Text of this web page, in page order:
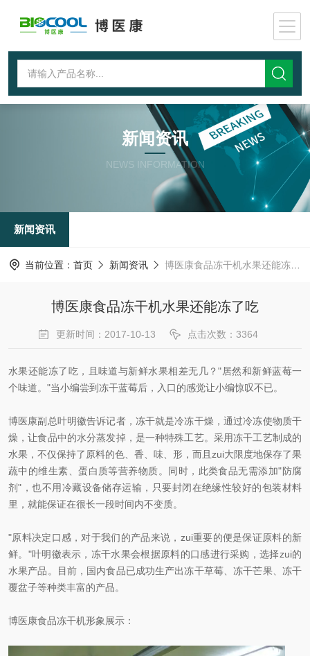
新闻资讯
NEWS INFORMATION
新闻资讯
当前位置： 首页 新闻资讯 博医康食品冻干机水果还能冻了吃
博医康食品冻干机水果还能冻了吃
更新时间：2017-10-13 点击次数：3364
水果还能冻了吃，且味道与新鲜水果相差无几？"居然和新鲜蓝莓一
个味道。"当小编尝到冻干蓝莓后，入口的感觉让小编惊叹不已。
博医康副总叶明徽告诉记者，冻干就是冷冻干燥，通过冷冻使物质干
燥，让食品中的水分蒸发掉，是一种特殊工艺。采用冻干工艺制成的
水果，不仅保持了原料的色、香、味、形，而且zui大限度地保存了果
蔬中的维生素、蛋白质等营养物质。同时，此类食品无需添加"防腐
剂"，也不用冷藏设备储存运输，只要封闭在绝缘性较好的包装材料
里，就能保证在很长一段时间内不变质。
"原料决定口感，对于我们的产品来说，zui重要的便是保证原料的新
鲜。"叶明徽表示，冻干水果会根据原料的口感进行采购，选择zui的
水果产品。目前，国内食品已成功生产出冻干草莓、冻干芒果、冻干
覆盆子等种类丰富的产品。
博医康食品冻干机形象展示：